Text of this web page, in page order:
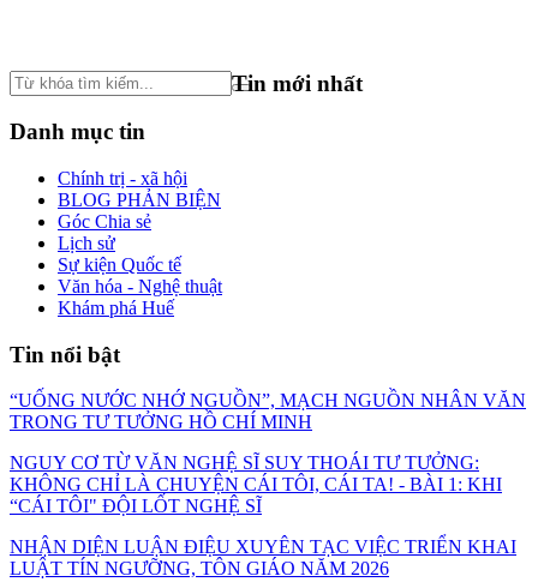
Tin mới nhất
Danh mục tin
Chính trị - xã hội
BLOG PHẢN BIỆN
Góc Chia sẻ
Lịch sử
Sự kiện Quốc tế
Văn hóa - Nghệ thuật
Khám phá Huế
Tin nổi bật
“UỐNG NƯỚC NHỚ NGUỒN”, MẠCH NGUỒN NHÂN VĂN
TRONG TƯ TƯỞNG HỒ CHÍ MINH
NGUY CƠ TỪ VĂN NGHỆ SĨ SUY THOÁI TƯ TƯỞNG:
KHÔNG CHỈ LÀ CHUYỆN CÁI TÔI, CÁI TA! - BÀI 1: KHI
“CÁI TÔI" ĐỘI LỐT NGHỆ SĨ
NHẬN DIỆN LUẬN ĐIỆU XUYÊN TẠC VIỆC TRIỂN KHAI
LUẬT TÍN NGƯỠNG, TÔN GIÁO NĂM 2026